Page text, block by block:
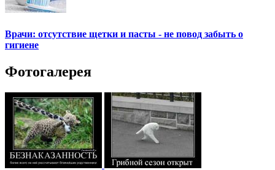
Врачи: отсутствие щетки и пасты - не повод забыть о
гигиене
Фотогалерея